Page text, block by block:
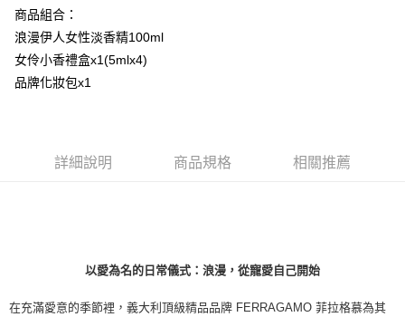
每筆NT$80，滿NT$1,000(含以上)免運費
宅配(全站)
每筆NT$80，滿NT$1,000(含以上)免運費
商品組合：
浪漫伊人女性淡香精100ml
女伶小香禮盒x1(5mlx4)
品牌化妝包x1
詳細說明 商品規格 相關推薦
以愛為名的日常儀式：浪漫，從寵愛自己開始
在充滿愛意的季節裡，義大利頂級精品品牌 FERRAGAMO 菲拉格慕為其